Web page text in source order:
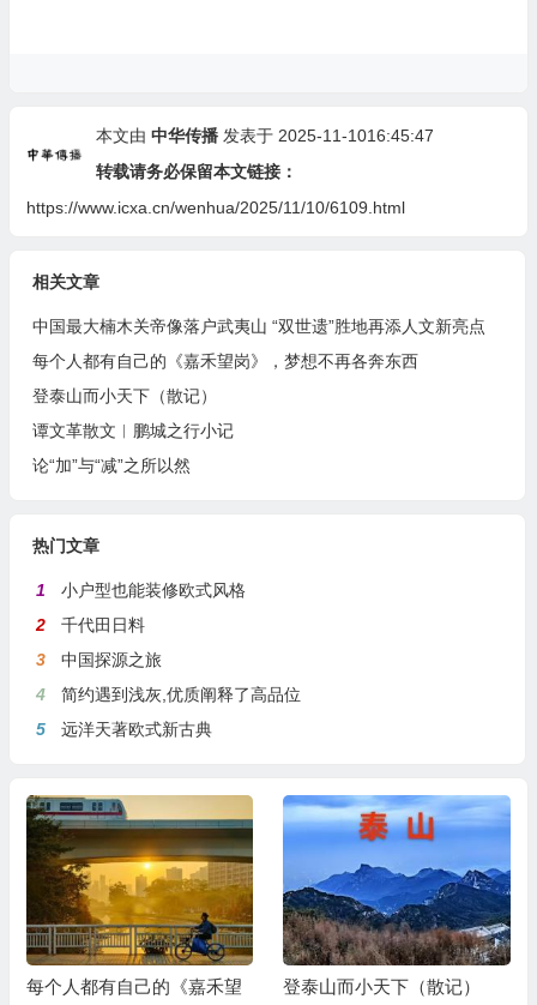
本文由 中华传播发表于 2025-11-1016:45:47
转载请务必保留本文链接：
https://www.icxa.cn/wenhua/2025/11/10/6109.html
相关文章
中国最大楠木关帝像落户武夷山 “双世遗”胜地再添人文新亮点
每个人都有自己的《嘉禾望岗》，梦想不再各奔东西
登泰山而小天下（散记）
谭文革散文︱鹏城之行小记
论“加”与“减”之所以然
热门文章
1
小户型也能装修欧式风格
2
千代田日料
3
中国探源之旅
4
简约遇到浅灰,优质阐释了高品位
5
远洋天著欧式新古典
每个人都有自己的《嘉禾望
登泰山而小天下（散记）